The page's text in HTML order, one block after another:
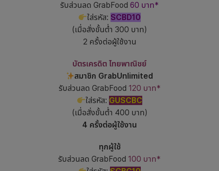
รับส่วนลด GrabFood 60 บาท*
ใส่รหัส: SCBD10
(เมื่อสั่งขั้นต่ำ 300 บาท)
2 ครั้งต่อผู้ใช้งาน
บัตรเครดิต ไทยพาณิชย์
สมาชิก GrabUnlimited
รับส่วนลด GrabFood 120 บาท*
ใส่รหัส: GUSCBC
(เมื่อสั่งขั้นต่ำ 400 บาท)
4 ครั้งต่อผู้ใช้งาน
ทุกผู้ใช้
รับส่วนลด GrabFood 100 บาท*